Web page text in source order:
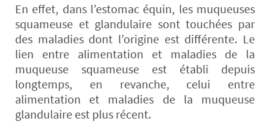
En effet, dans l’estomac équin, les muqueuses
squameuse et glandulaire sont touchées par
des maladies dont l’origine est différente. Le
lien entre alimentation et maladies de la
muqueuse squameuse est établi depuis
longtemps, en revanche, celui entre
alimentation et maladies de la muqueuse
glandulaire est plus récent.